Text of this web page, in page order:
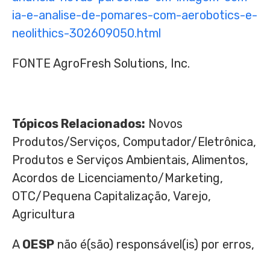
ia-e-analise-de-pomares-com-aerobotics-e-
neolithics-302609050.html
FONTE AgroFresh Solutions, Inc.
Tópicos Relacionados: Novos
Produtos/Serviços, Computador/Eletrônica,
Produtos e Serviços Ambientais, Alimentos,
Acordos de Licenciamento/Marketing,
OTC/Pequena Capitalização, Varejo,
Agricultura
A OESP não é(são) responsável(is) por erros,